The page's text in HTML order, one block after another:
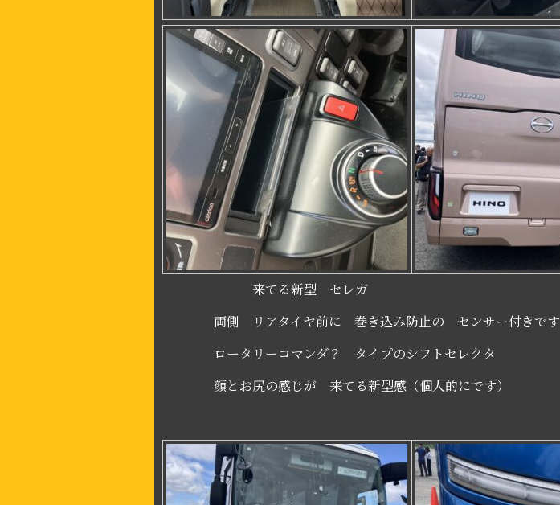
来てる新型 セレガ
両側 リアタイヤ前に 巻き込み防止の センサー付きです
ロータリーコマンダ？ タイプのシフトセレクタ
顔とお尻の感じが 来てる新型感（個人的にです）